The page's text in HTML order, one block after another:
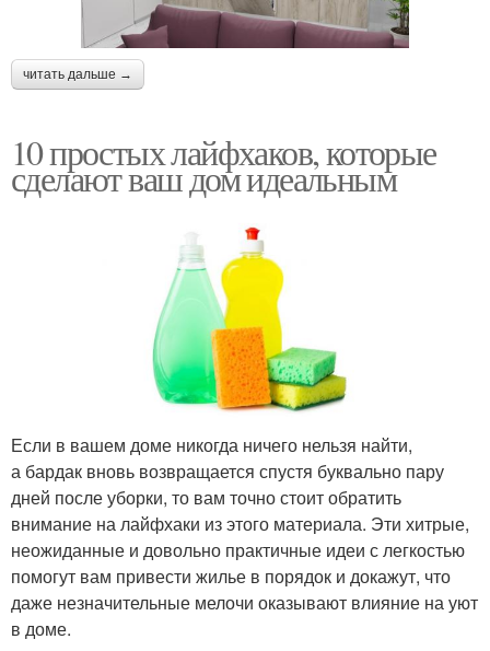
читать дальше →
10 простых лайфхаков, которые
сделают ваш дом идеальным
Если в вашем доме никогда ничего нельзя найти,
а бардак вновь возвращается спустя буквально пару
дней после уборки, то вам точно стоит обратить
внимание на лайфхаки из этого материала. Эти хитрые,
неожиданные и довольно практичные идеи с легкостью
помогут вам привести жилье в порядок и докажут, что
даже незначительные мелочи оказывают влияние на уют
в доме.